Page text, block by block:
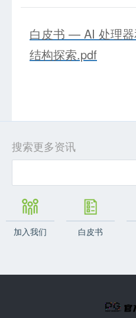
白皮书 — AI 处理
结构探索.pdf
搜索更多资讯
加入我们 白皮书